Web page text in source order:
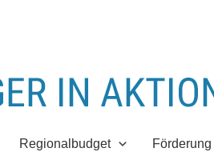
Regionalbudget Förderung